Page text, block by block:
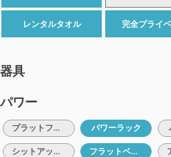
レンタルタオル 完全プライ
器具
パワー
プラットフォーム パワーラック
シットアップベンチ フラットベンチ